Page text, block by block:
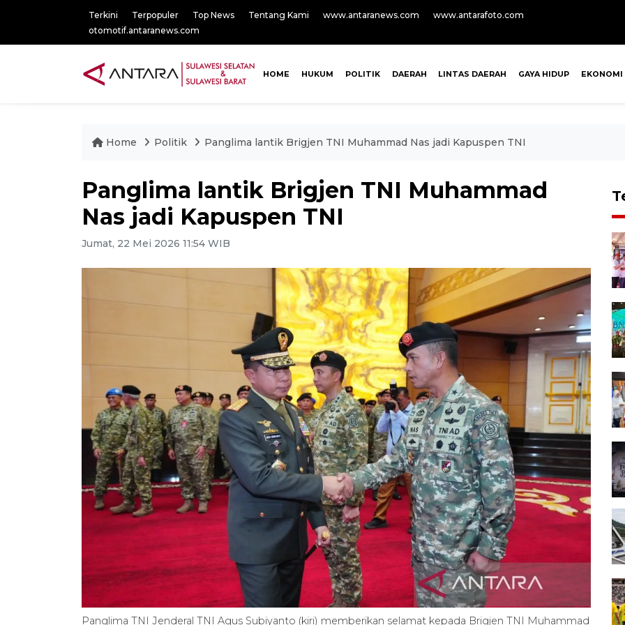
Terkini Terpopuler Top News Tentang Kami www.antaranews.com
www.antarafoto.com
otomotif.antaranews.com
HOME HUKUM POLITIK DAERAH LINTAS DAERAH GAYA HIDUP EKONOMI
Home Politik Panglima lantik Brigjen TNI Muhammad Nas jadi Kapuspen TNI
Panglima lantik Brigjen TNI Muhammad
Nas jadi Kapuspen TNI
Jumat, 22 Mei 2026 11:54 WIB
Panglima TNI Jenderal TNI Agus Subiyanto (kiri) memberikan selamat kepada Brigjen TNI Muhammad